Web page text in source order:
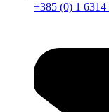
+385 (0) 1 6314